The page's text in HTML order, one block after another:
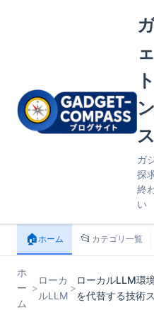
ス
ガ
探
終
い
🏠ホーム 📂 カテゴリ一覧
ホ
ー
ム
>
ローカ
ルLLM
>
ローカルLLM環
を代替する技術